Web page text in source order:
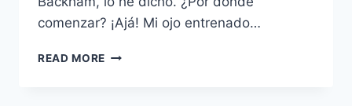
comenzar? ¡Ajá! Mi ojo entrenado…
READ MORE LAS